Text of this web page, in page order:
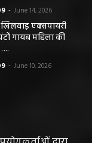
होगा, महाजनपद
की कोई भी
महासमुंद होगा,
संबंधित किसी भी